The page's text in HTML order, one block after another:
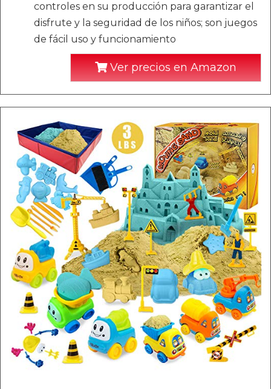
controles en su producción para garantizar el
disfrute y la seguridad de los niños; son juegos
de fácil uso y funcionamiento
Ver precios en Amazon